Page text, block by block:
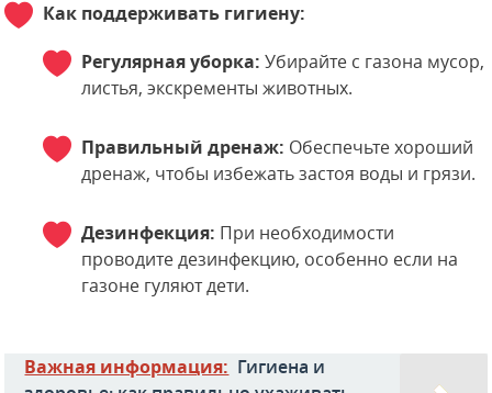
Как поддерживать гигиену:
Регулярная уборка: Убирайте с газона мусор,
листья, экскременты животных.
Правильный дренаж: Обеспечьте хороший
дренаж, чтобы избежать застоя воды и грязи.
Дезинфекция: При необходимости
проводите дезинфекцию, особенно если на
газоне гуляют дети.
Важная информация: Гигиена и